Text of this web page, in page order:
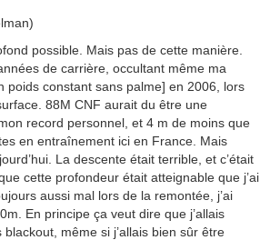
)
possible. Mais pas de cette manière.
de carrière, occultant même ma
constant sans palme] en 2006, lors
88M CNF aurait du être une
record personnel, et 4 m de moins que
en entraînement ici en France. Mais
La descente était terrible, et c’était
cette profondeur était atteignable que j’ai
aussi mal lors de la remontée, j’ai
En principe ça veut dire que j’allais
même si j’allais bien sûr être